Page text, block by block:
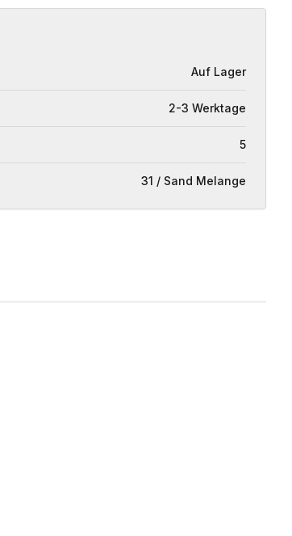
Auf Lager
2-3 Werktage
5
31 / Sand Melange